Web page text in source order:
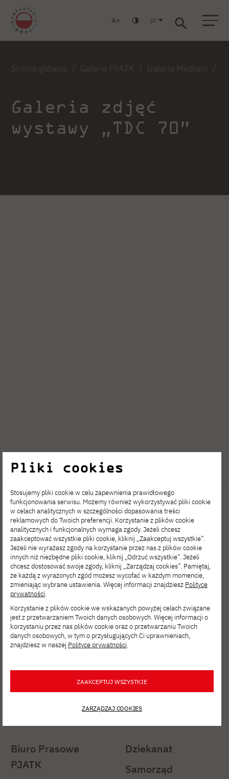
Warszawa Gdańsk Liceum Studia podyplomowe Studia MBA
A pl
Zaloguj się
Strona główna Galerie PJATK Galeria Medium
Galeria zdjęć
wystawy „TDC 70”
Polsko-Japońska Akademia
Technik Komputerowych
ul. Koszykowa 86; 02-008 Warszawa
tel:+48 22 58 44 500
fax:+48 22 58 44 501
pjatk@pja.edu.pl
Biuro Prasowe
PJATK
Dziekanat
Samorząd
Pliki cookies
Stosujemy pliki cookie w celu zapewnienia prawidłowego
funkcjonowania serwisu. Możemy również wykorzystywać pliki cookie
w celach analitycznych w szczególności dopasowania treści
reklamowych do Twoich preferencji. Korzystanie z plików cookie
analitycznych i funkcjonalnych wymaga zgody. Jeżeli chcesz
zaakceptować wszystkie pliki cookie, kliknij „Zaakceptuj wszystkie”.
Jeżeli nie wyrażasz zgody na korzystanie przez nas z plików cookie
innych niż niezbędne pliki cookie, kliknij „Odrzuć wszystkie”. Jeżeli
chcesz dostosować swoje zgody, kliknij „Zarządzaj cookies”. Pamiętaj,
że każdą z wyrażonych zgód możesz wycofać w każdym momencie,
zmieniając wybrane ustawienia. Więcej informacji znajdziesz Polityce
prywatności.
Korzystanie z plików cookie we wskazanych powyżej celach związane
jest z przetwarzaniem Twoich danych osobowych. Więcej informacji o
korzystaniu przez nas plików cookie oraz o przetwarzaniu Twoich
danych osobowych, w tym o przysługujących Ci uprawnieniach,
znajdziesz w naszej Polityce prywatności.
ZAAKCEPTUJ WSZYSTKIE
ZARZĄDZAJ COOKIES